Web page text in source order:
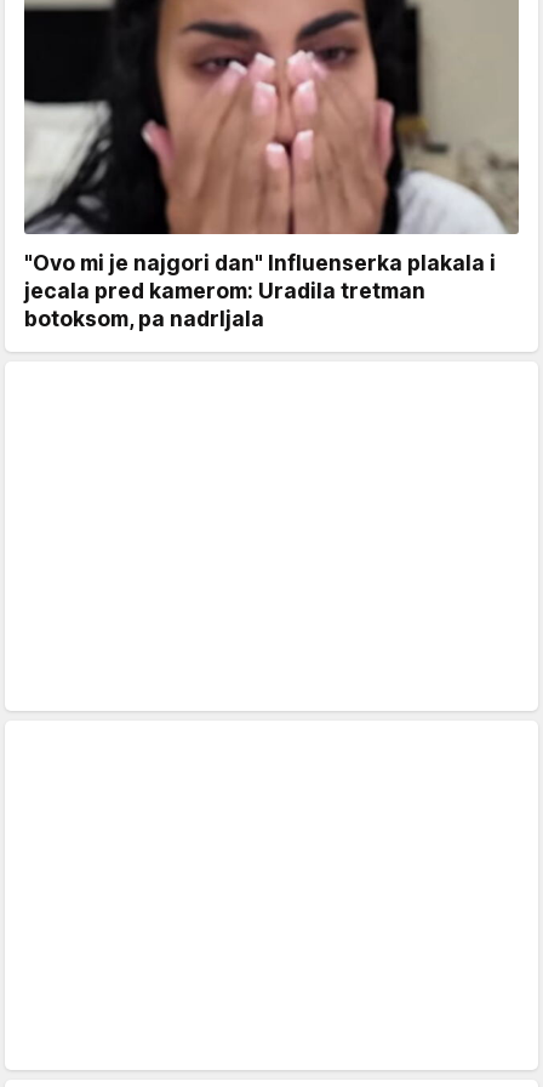
"Ovo mi je najgori dan" Influenserka plakala i
jecala pred kamerom: Uradila tretman
botoksom, pa nadrljala